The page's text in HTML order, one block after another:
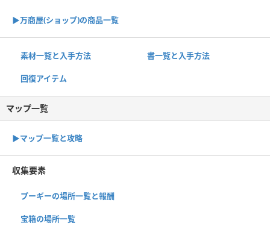
▶︎万商屋(ショップ)の商品一覧
素材一覧と入手方法 書一覧と入手方法
回復アイテム
マップ一覧
▶︎マップ一覧と攻略
収集要素
プーギーの場所一覧と報酬
宝箱の場所一覧